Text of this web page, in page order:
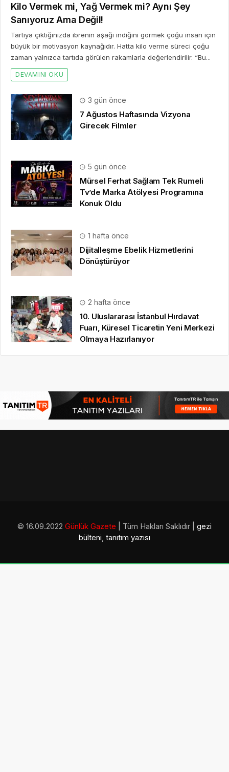
Kilo Vermek mi, Yağ Vermek mi? Aynı Şey
Sanıyoruz Ama Değil!
Tartıya çıktığınızda ibrenin aşağı indiğini görmek çoğu insan için
büyük bir motivasyon kaynağıdır. Hatta kilo verme süreci çoğu
zaman yalnızca tartıda görülen rakamlarla değerlendirilir. “Bu...
DEVAMINI OKU
3 gün önce
7 Ağustos Haftasında Vizyona
Girecek Filmler
5 gün önce
Mürsel Ferhat Sağlam Tek Rumeli
Tv’de Marka Atölyesi Programına
Konuk Oldu
1 hafta önce
Dijitalleşme Ebelik Hizmetlerini
Dönüştürüyor
2 hafta önce
10. Uluslararası İstanbul Hırdavat
Fuarı, Küresel Ticaretin Yeni Merkezi
Olmaya Hazırlanıyor
© 16.09.2022 Günlük Gazete | Tüm Hakları Saklıdır | gezi
bülteni, tanıtım yazısı